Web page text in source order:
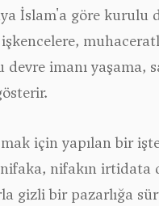
İslam'a göre kurulu
devre imanı yaşama,
için yapılan bir
nifakın irtidata
gizli bir pazarlığa